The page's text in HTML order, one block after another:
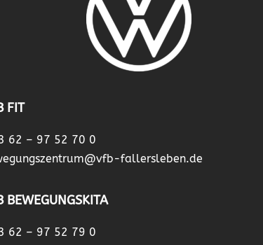
FIT
62 – 97 52 70 0
fallersleben.de
BEWEGUNGSKITA
62 – 97 52 79 0